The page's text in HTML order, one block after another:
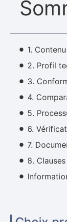
1.
2. Profil
3.
4.
5.
6.
7.
8.